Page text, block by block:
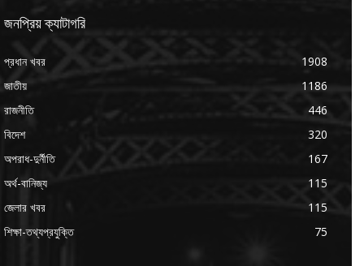
জনপ্রিয় ক্যাটাগরি
প্রধান খবর
1908
জাতীয়
1186
রাজনীতি
446
বিদেশ
320
অপরাধ-দুর্নীতি
167
অর্থ-বানিজ্য
115
জেলার খবর
115
শিক্ষা-তথ্যপ্রযুক্তি
75